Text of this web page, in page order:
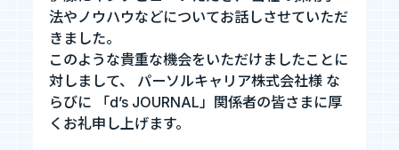
情報セキュリティ基本方針
カジュアル面談
フォームへ
法やノウハウなどについてお話しさせていただ
きました。
このような貴重な機会をいただけましたことに
対しまして、 パーソルキャリア株式会社様 な
らびに 「d’s JOURNAL」関係者の皆さまに厚
くお礼申し上げます。